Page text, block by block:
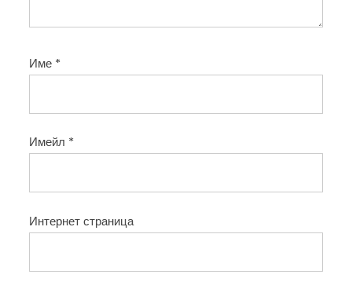
Име *
Имейл *
Интернет страница